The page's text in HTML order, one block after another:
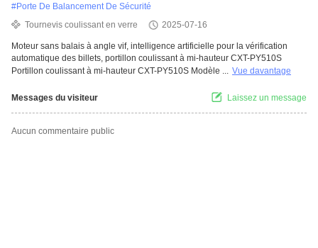
#Porte De Balancement De Sécurité
Tournevis coulissant en verre
2025-07-16
Moteur sans balais à angle vif, intelligence artificielle pour la vérification
automatique des billets, portillon coulissant à mi-hauteur CXT-PY510S
Portillon coulissant à mi-hauteur CXT-PY510S Modèle ... Vue davantage
Messages du visiteur Laissez un message
Aucun commentaire public